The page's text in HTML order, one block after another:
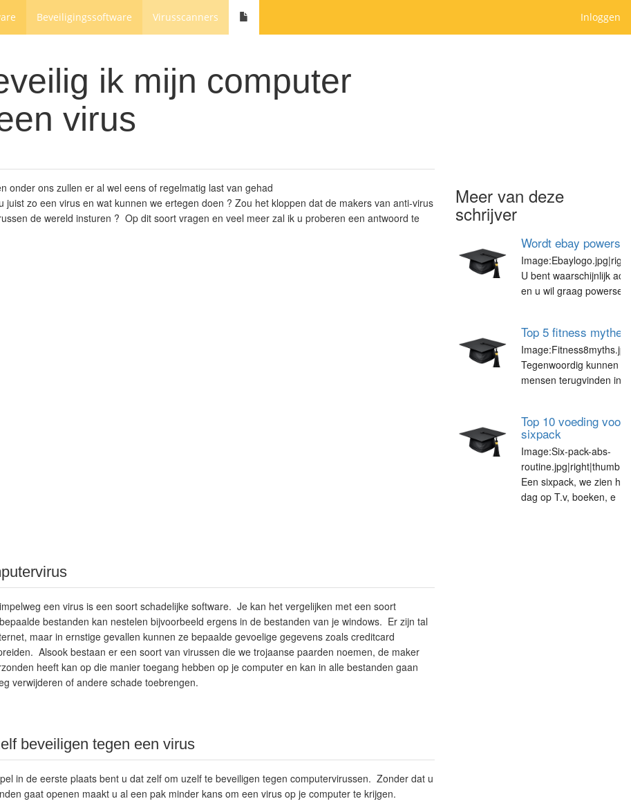
Beveiligingssoftware Virusscanners Inloggen
ik mijn computer
virus
onder ons zullen er al wel eens of regelmatig last van gehad
juist zo een virus en wat kunnen we ertegen doen ? Zou het kloppen dat de makers van anti-virus
de wereld insturen ? Op dit soort vragen en veel meer zal ik u proberen een antwoord te
een virus is een soort schadelijke software. Je kan het vergelijken met een soort
bestanden kan nestelen bijvoorbeeld ergens in de bestanden van je windows. Er zijn tal
maar in ernstige gevallen kunnen ze bepaalde gevoelige gegevens zoals creditcard
Alsook bestaan er een soort van virussen die we trojaanse paarden noemen, de maker
heeft kan op die manier toegang hebben op je computer en kan in alle bestanden gaan
verwijderen of andere schade toebrengen.
beveiligen tegen een virus
in de eerste plaats bent u dat zelf om uzelf te beveiligen tegen computervirussen. Zonder dat u
gaat openen maakt u al een pak minder kans om een virus op je computer te krijgen.
Meer van deze
schrijver
Wordt ebay
U bent waarschijnlijk
en u wil graag powersell
Top 5 fitness mythes
Tegenwoordig kunnen
mensen terugvinden in
Top 10 voeding voor
sixpack
Image:Six-pack-abs-
Een sixpack, we zien
dag op T.v, boeken, e